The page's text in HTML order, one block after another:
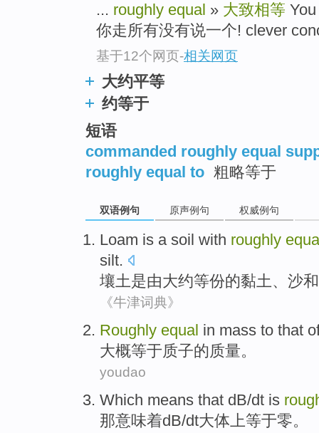
... roughly equal » 大致相等
你走所有没有说一个! clever
基于12个网页-相关网页
大约平等
约等于
短语
commanded roughly equal
roughly equal to 粗略等于
双语例句 原声例句 权威例句
Loam is a soil with roughly
silt.
壤土是由大约等份的黏土、 沙和
《牛津词典》
Roughly equal in mass to that
大概等于质子的 质量。
youdao
Which means that dB/dt is
那意味着dB/dt大体上等于零。